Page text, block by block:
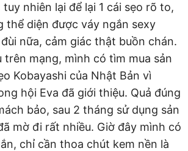
nhiên lại để lại 1 cái sẹo rõ to,
thể diện được váy ngắn sexy
nữa, cảm giác thật buồn chán.
trên mạng, mình có tìm mua sản
Kobayashi của Nhật Bản vì
hội Eva đã giới thiệu. Quả đúng
bảo, sau 2 tháng sử dụng sản
mờ đi rất nhiều. Giờ đây mình có
chỉ cần thoa chút kem nền là